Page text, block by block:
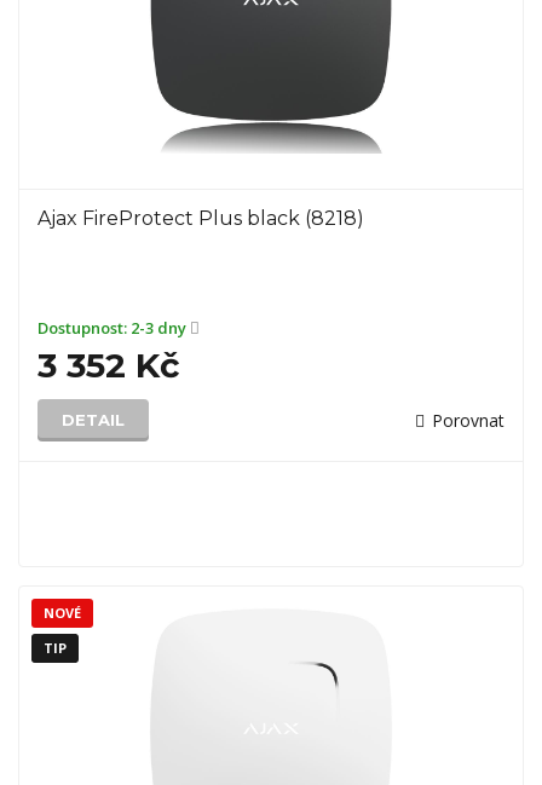
Ajax FireProtect Plus black (8218)
Dostupnost: 2-3 dny
3 352 Kč
DETAIL Porovnat
NOVÉ
TIP